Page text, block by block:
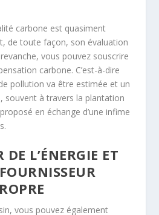
carbone est quasiment
de toute façon, son évaluation
vous pouvez souscrire
carbone. C’est-à-dire
pollution va être estimée et un
souvent à travers la plantation
en échange d’une infime
DE L’ÉNERGIE ET
vous pouvez également